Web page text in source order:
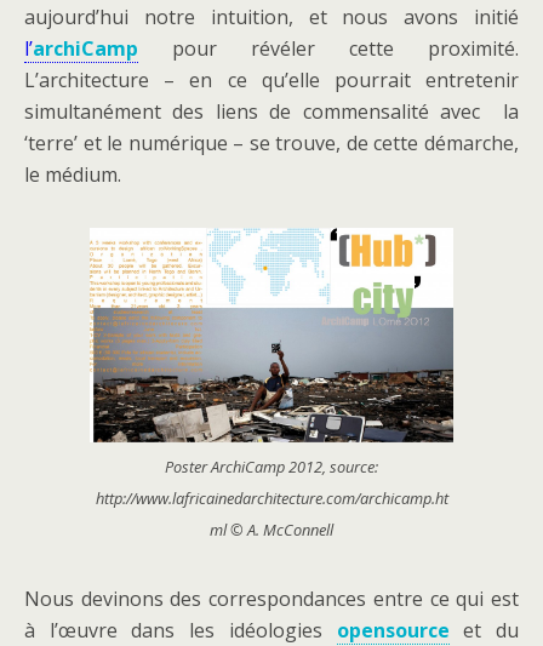
aujourd’hui notre intuition, et nous avons initié
l’archiCamp pour révéler cette proximité.
L’architecture – en ce qu’elle pourrait entretenir
simultanément des liens de commensalité avec la
‘terre’ et le numérique – se trouve, de cette démarche,
le médium.
Poster ArchiCamp 2012, source:
http://www.lafricainedarchitecture.com/archicamp.ht
ml © A. McConnell
Nous devinons des correspondances entre ce qui est
à l’œuvre dans les idéologies opensource et du